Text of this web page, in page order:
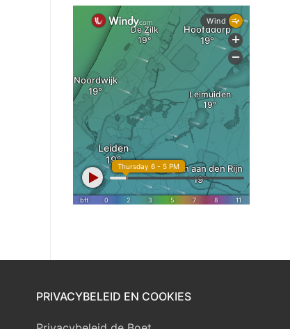
PRIVACYBELEID EN COOKIES